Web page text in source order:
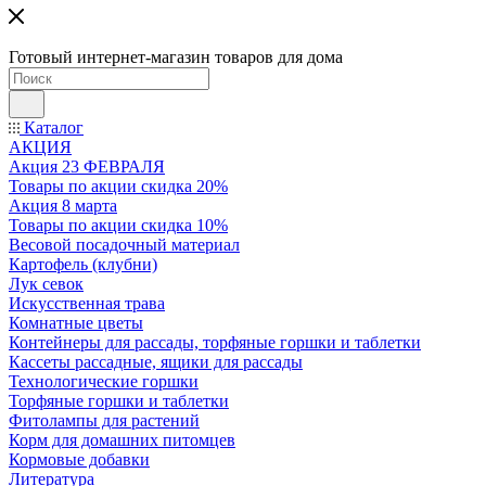
Готовый интернет-магазин товаров для дома
Каталог
АКЦИЯ
Акция 23 ФЕВРАЛЯ
Товары по акции скидка 20%
Акция 8 марта
Товары по акции скидка 10%
Весовой посадочный материал
Картофель (клубни)
Лук севок
Искусственная трава
Комнатные цветы
Контейнеры для рассады, торфяные горшки и таблетки
Кассеты рассадные, ящики для рассады
Технологические горшки
Торфяные горшки и таблетки
Фитолампы для растений
Корм для домашних питомцев
Кормовые добавки
Литература